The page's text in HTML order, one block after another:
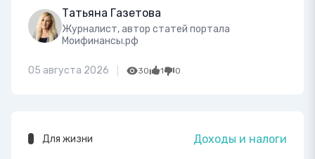
Татьяна Газетова
Журналист, автор статей портала
Моифинансы.рф
05 августа 2026 30 1 0
Для жизни Доходы и налоги